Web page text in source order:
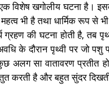
विशेष खगोलीय घटना है।
भी है तथा धार्मिक रूप से
ग्रहण की घटना होती है, तब
के दौरान पृथ्वी पर जो
अलग सा वातावरण प्रतीत
करती है और बहुत सुंदर